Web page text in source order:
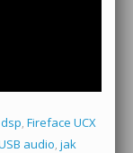
dsp, Fireface UCX
audio, jak